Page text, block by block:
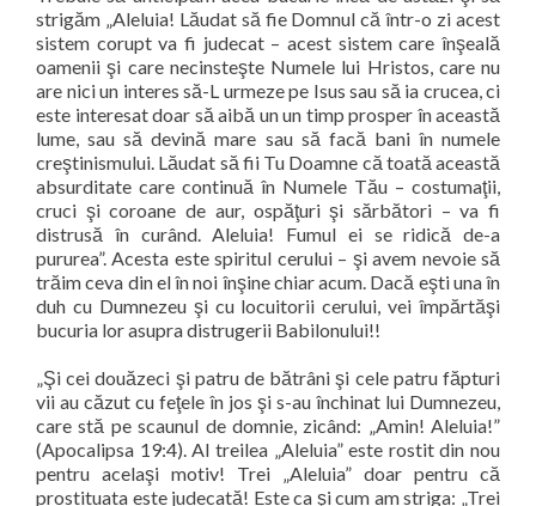
strigăm „Aleluia! Lăudat să fie Domnul că într-o zi acest
sistem corupt va fi judecat – acest sistem care înşeală
oamenii şi care necinsteşte Numele lui Hristos, care nu
are nici un interes să-L urmeze pe Isus sau să ia crucea, ci
este interesat doar să aibă un un timp prosper în această
lume, sau să devină mare sau să facă bani în numele
creştinismului. Lăudat să fii Tu Doamne că toată această
absurditate care continuă în Numele Tău – costumaţii,
cruci şi coroane de aur, ospăţuri şi sărbători – va fi
distrusă în curând. Aleluia! Fumul ei se ridică de-a
pururea”. Acesta este spiritul cerului – şi avem nevoie să
trăim ceva din el în noi înşine chiar acum. Dacă eşti una în
duh cu Dumnezeu şi cu locuitorii cerului, vei împărtăşi
bucuria lor asupra distrugerii Babilonului!!
„Şi cei douăzeci şi patru de bătrâni şi cele patru făpturi
vii au căzut cu feţele în jos şi s-au închinat lui Dumnezeu,
care stă pe scaunul de domnie, zicând: „Amin! Aleluia!”
(Apocalipsa 19:4). Al treilea „Aleluia” este rostit din nou
pentru acelaşi motiv! Trei „Aleluia” doar pentru că
prostituata este judecată! Este ca şi cum am striga: „Trei